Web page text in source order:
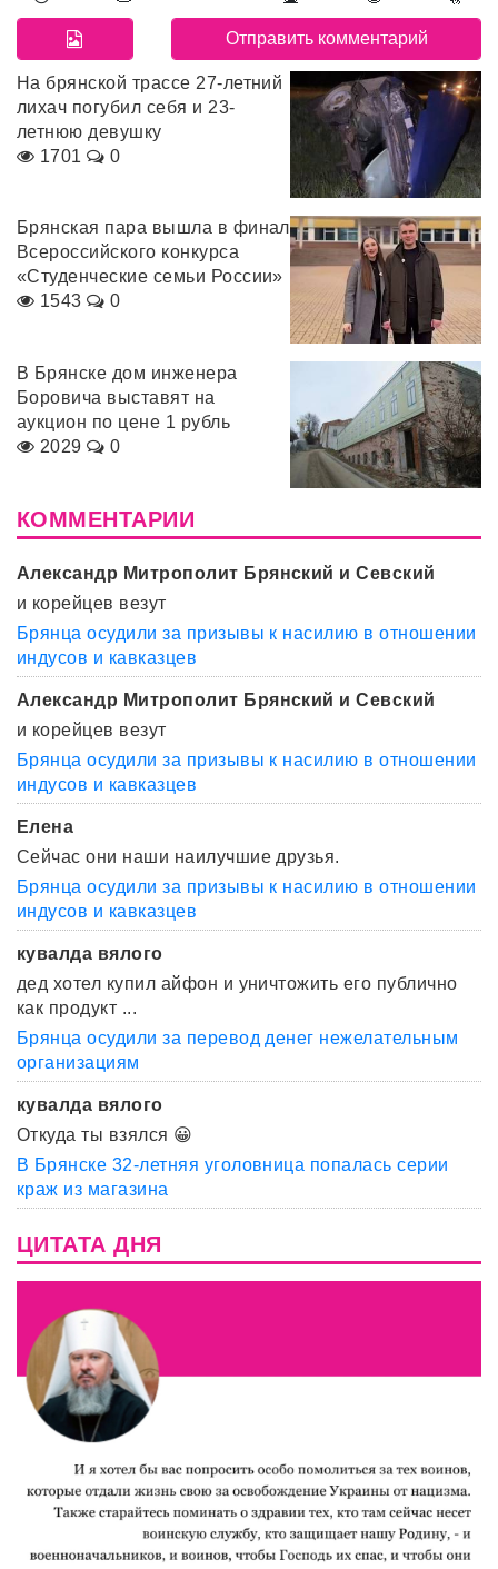
На брянской трассе 27-летний
лихач погубил себя и 23-
летнюю девушку
1701
0
Брянская пара вышла в финал
Всероссийского конкурса
«Студенческие семьи России»
1543
0
В Брянске дом инженера
Боровича выставят на
аукцион по цене 1 рубль
2029
0
КОММЕНТАРИИ
Александр Митрополит Брянский и Севский
и корейцев везут
Брянца осудили за призывы к насилию в отношении
индусов и кавказцев
Александр Митрополит Брянский и Севский
и корейцев везут
Брянца осудили за призывы к насилию в отношении
индусов и кавказцев
Елена
Сейчас они наши наилучшие друзья.
Брянца осудили за призывы к насилию в отношении
индусов и кавказцев
кувалда вялого
дед хотел купил айфон и уничтожить его публично
как продукт ...
Брянца осудили за перевод денег нежелательным
организациям
кувалда вялого
Откуда ты взялся 😀
В Брянске 32-летняя уголовница попалась серии
краж из магазина
ЦИТАТА ДНЯ